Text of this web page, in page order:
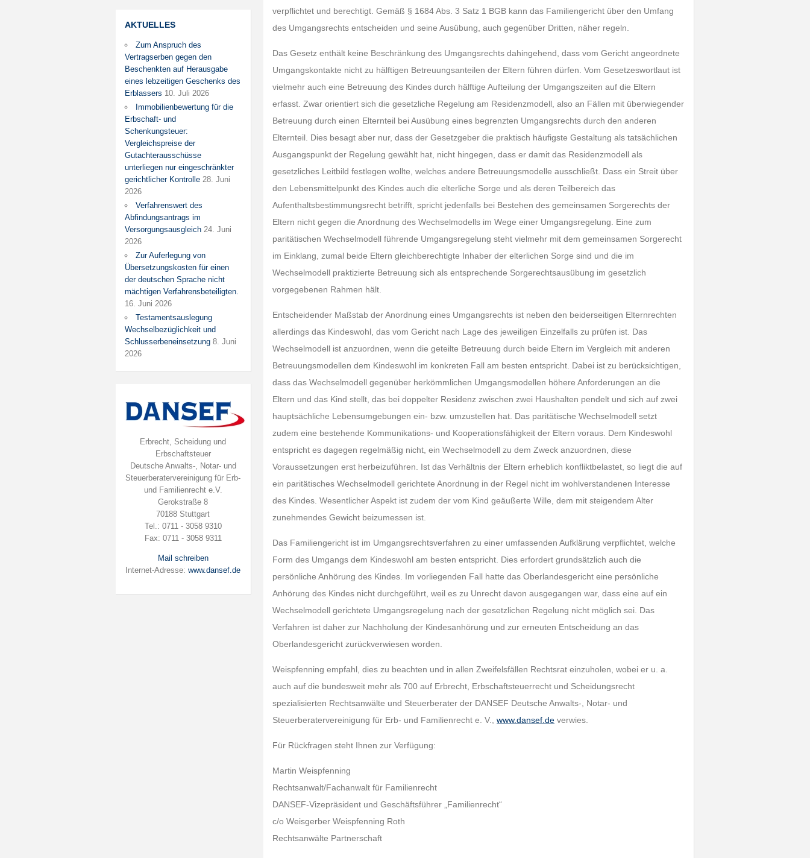
AKTUELLES
Zum Anspruch des
Vertragserben gegen den
Beschenkten auf Herausgabe
eines lebzeitigen Geschenks des
Erblassers 10. Juli 2026
Immobilienbewertung für die
Erbschaft- und
Schenkungsteuer:
Vergleichspreise der
Gutachterausschüsse
unterliegen nur eingeschränkter
gerichtlicher Kontrolle 28. Juni
2026
Verfahrenswert des
Abfindungsantrags im
Versorgungsausgleich 24. Juni
2026
Zur Auferlegung von
Übersetzungskosten für einen
der deutschen Sprache nicht
mächtigen Verfahrensbeteiligten.
16. Juni 2026
Testamentsauslegung
Wechselbezüglichkeit und
Schlusserbeneinsetzung 8. Juni
2026
Erbrecht, Scheidung und
Erbschaftsteuer
Deutsche Anwalts-, Notar- und
Steuerberatervereinigung für Erb-
und Familienrecht e.V.
Gerokstraße 8
70188 Stuttgart
Tel.: 0711 - 3058 9310
Fax: 0711 - 3058 9311
Mail schreiben
Internet-Adresse:www.dansef.de
verpflichtet und berechtigt. Gemäß § 1684 Abs. 3 Satz 1 BGB kann das Familiengericht über den Umfang
des Umgangsrechts entscheiden und seine Ausübung, auch gegenüber Dritten, näher regeln.
Das Gesetz enthält keine Beschränkung des Umgangsrechts dahingehend, dass vom Gericht angeordnete
Umgangskontakte nicht zu hälftigen Betreuungsanteilen der Eltern führen dürfen. Vom Gesetzeswortlaut ist
vielmehr auch eine Betreuung des Kindes durch hälftige Aufteilung der Umgangszeiten auf die Eltern
erfasst. Zwar orientiert sich die gesetzliche Regelung am Residenzmodell, also an Fällen mit überwiegender
Betreuung durch einen Elternteil bei Ausübung eines begrenzten Umgangsrechts durch den anderen
Elternteil. Dies besagt aber nur, dass der Gesetzgeber die praktisch häufigste Gestaltung als tatsächlichen
Ausgangspunkt der Regelung gewählt hat, nicht hingegen, dass er damit das Residenzmodell als
gesetzliches Leitbild festlegen wollte, welches andere Betreuungsmodelle ausschließt. Dass ein Streit über
den Lebensmittelpunkt des Kindes auch die elterliche Sorge und als deren Teilbereich das
Aufenthaltsbestimmungsrecht betrifft, spricht jedenfalls bei Bestehen des gemeinsamen Sorgerechts der
Eltern nicht gegen die Anordnung des Wechselmodells im Wege einer Umgangsregelung. Eine zum
paritätischen Wechselmodell führende Umgangsregelung steht vielmehr mit dem gemeinsamen Sorgerecht
im Einklang, zumal beide Eltern gleichberechtigte Inhaber der elterlichen Sorge sind und die im
Wechselmodell praktizierte Betreuung sich als entsprechende Sorgerechtsausübung im gesetzlich
vorgegebenen Rahmen hält.
Entscheidender Maßstab der Anordnung eines Umgangsrechts ist neben den beiderseitigen Elternrechten
allerdings das Kindeswohl, das vom Gericht nach Lage des jeweiligen Einzelfalls zu prüfen ist. Das
Wechselmodell ist anzuordnen, wenn die geteilte Betreuung durch beide Eltern im Vergleich mit anderen
Betreuungsmodellen dem Kindeswohl im konkreten Fall am besten entspricht. Dabei ist zu berücksichtigen,
dass das Wechselmodell gegenüber herkömmlichen Umgangsmodellen höhere Anforderungen an die
Eltern und das Kind stellt, das bei doppelter Residenz zwischen zwei Haushalten pendelt und sich auf zwei
hauptsächliche Lebensumgebungen ein- bzw. umzustellen hat. Das paritätische Wechselmodell setzt
zudem eine bestehende Kommunikations- und Kooperationsfähigkeit der Eltern voraus. Dem Kindeswohl
entspricht es dagegen regelmäßig nicht, ein Wechselmodell zu dem Zweck anzuordnen, diese
Voraussetzungen erst herbeizuführen. Ist das Verhältnis der Eltern erheblich konfliktbelastet, so liegt die auf
ein paritätisches Wechselmodell gerichtete Anordnung in der Regel nicht im wohlverstandenen Interesse
des Kindes. Wesentlicher Aspekt ist zudem der vom Kind geäußerte Wille, dem mit steigendem Alter
zunehmendes Gewicht beizumessen ist.
Das Familiengericht ist im Umgangsrechtsverfahren zu einer umfassenden Aufklärung verpflichtet, welche
Form des Umgangs dem Kindeswohl am besten entspricht. Dies erfordert grundsätzlich auch die
persönliche Anhörung des Kindes. Im vorliegenden Fall hatte das Oberlandesgericht eine persönliche
Anhörung des Kindes nicht durchgeführt, weil es zu Unrecht davon ausgegangen war, dass eine auf ein
Wechselmodell gerichtete Umgangsregelung nach der gesetzlichen Regelung nicht möglich sei. Das
Verfahren ist daher zur Nachholung der Kindesanhörung und zur erneuten Entscheidung an das
Oberlandesgericht zurückverwiesen worden.
Weispfenning empfahl, dies zu beachten und in allen Zweifelsfällen Rechtsrat einzuholen, wobei er u. a.
auch auf die bundesweit mehr als 700 auf Erbrecht, Erbschaftsteuerrecht und Scheidungsrecht
spezialisierten Rechtsanwälte und Steuerberater der DANSEF Deutsche Anwalts-, Notar- und
Steuerberatervereinigung für Erb- und Familienrecht e. V.,www.dansef.de verwies.
Für Rückfragen steht Ihnen zur Verfügung:
Martin Weispfenning
Rechtsanwalt/Fachanwalt für Familienrecht
DANSEF-Vizepräsident und Geschäftsführer „Familienrecht“
c/o Weisgerber Weispfenning Roth
Rechtsanwälte Partnerschaft